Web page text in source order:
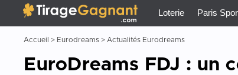
Tirage Gagnant
Loterie Paris
Accueil > Eurodreams > Actualités Eurodreams
EuroDreams FDJ :